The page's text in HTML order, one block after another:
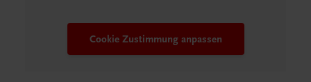
Cookie Zustimmung anpassen